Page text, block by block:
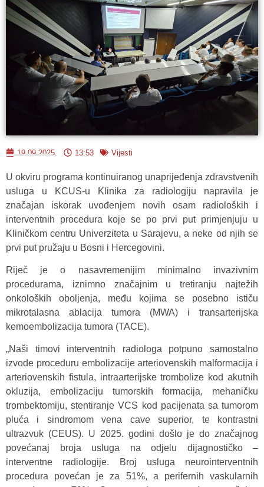
19.09.2025. 13:53 Vijesti
U okviru programa kontinuiranog unaprijeđenja zdravstvenih
usluga u KCUS-u Klinika za radiologiju napravila je
značajan iskorak uvođenjem novih osam radioloških i
interventnih procedura koje se po prvi put primjenjuju u
Kliničkom centru Univerziteta u Sarajevu, a neke od njih se
prvi put pružaju u Bosni i Hercegovini.
Riječ je o nasavremenijim minimalno invazivnim
procedurama, iznimno značajnim u tretiranju najtežih
onkoloških oboljenja, među kojima se posebno ističu
mikrotalasna ablacija tumora (MWA) i transarterijska
kemoembolizacija tumora (TACE).
„Naši timovi interventnih radiologa potpuno samostalno
izvode proceduru embolizacije arteriovenskih malformacija i
arteriovenskih fistula, intraarterijske trombolize kod akutnih
okluzija, embolizaciju tumorskih formacija, mehaničku
trombektomiju, stentiranje VCS kod pacijenata sa tumorom
pluća i sindromom vena cave superior, te kontrastni
ultrazvuk (CEUS). U 2025. godini došlo je do značajnog
povećanaj broja usluga na odjelu dijagnostičko –
interventne radiologije. Broj usluga neurointerventnih
procedura povećan je za 51%, a perifernih vaskularnih